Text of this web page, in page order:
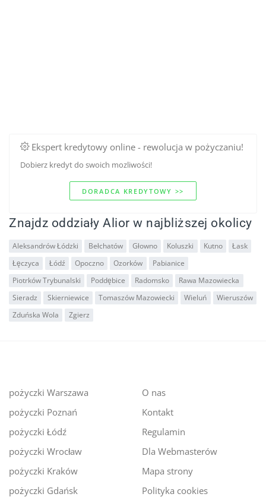
Ekspert kredytowy online - rewolucja w pożyczaniu!
Dobierz kredyt do swoich mozliwości!
DORADCA KREDYTOWY >>
Znajdz oddziały Alior w najbliższej okolicy
Aleksandrów Łódzki Bełchatów Głowno Koluszki Kutno
Łask
Łęczyca
Łódź Opoczno Ozorków
Pabianice
Piotrków Trybunalski
Poddębice Radomsko
Rawa Mazowiecka
Sieradz
Skierniewice Tomaszów Mazowiecki Wieluń
Wieruszów
Zduńska Wola
Zgierz
pożyczki Warszawa
pożyczki Poznań
pożyczki Łódź
pożyczki Wrocław
pożyczki Kraków
pożyczki Gdańsk
O nas
Kontakt
Regulamin
Dla Webmasterów
Mapa strony
Polityka cookies